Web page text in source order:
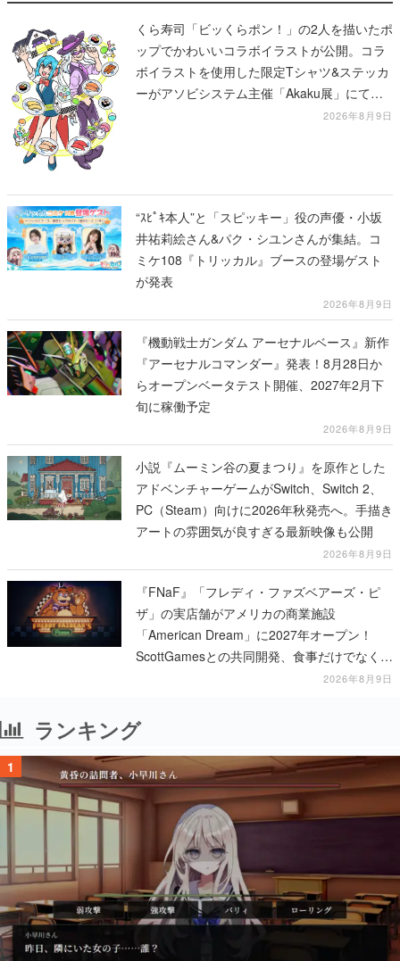
くら寿司「ビッくらポン！」の2人を描いたポ
ップでかわいいコラボイラストが公開。コラ
ボイラストを使用した限定Tシャツ&ステッカ
ーがアソビシステム主催「Akaku展」にて販
2026年8月9日
“ｽﾋﾟｷ本人”と「スピッキー」役の声優・小坂
井祐莉絵さん&パク・シユンさんが集結。コ
ミケ108『トリッカル』ブースの登場ゲスト
が発表
2026年8月9日
『機動戦士ガンダム アーセナルベース』新作
『アーセナルコマンダー』発表！8月28日か
らオープンベータテスト開催、2027年2月下
旬に稼働予定
2026年8月9日
小説『ムーミン谷の夏まつり』を原作とした
アドベンチャーゲームがSwitch、Switch 2、
PC（Steam）向けに2026年秋発売へ。手描き
アートの雰囲気が良すぎる最新映像も公開
2026年8月9日
『FNaF』「フレディ・ファズベアーズ・ピ
ザ」の実店舗がアメリカの商業施設
「American Dream」に2027年オープン！
ScottGamesとの共同開発、食事だけでなくス
テージショーや没入型のホラー体験も楽しめ
2026年8月9日
ランキング
1